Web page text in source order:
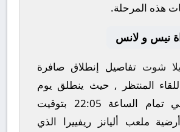
هذه المرحلة.
نيس و لانس
يلا شوت تفاصيل إنطلاق صافرة
اللقاء المنتظر , حيث ينطلق يوم
تمام الساعة 22:05 بتوقيت
ملعب أليانز ريفييرا الذي